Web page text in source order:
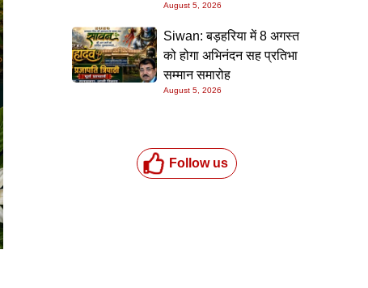
मिली शुभकामनाओं की सौगात
August 5, 2026
Siwan: बड़हरिया में 8 अगस्त
को होगा अभिनंदन सह प्रतिभा
सम्मान समारोह
August 5, 2026
Follow us